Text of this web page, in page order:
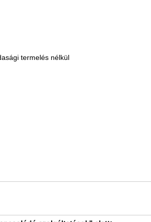
termelés nélkül